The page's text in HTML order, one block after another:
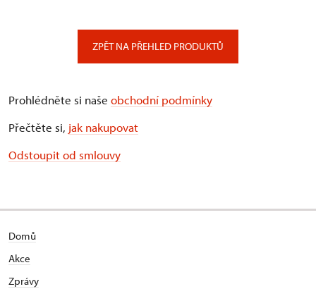
ZPĚT NA PŘEHLED PRODUKTŮ
Prohlédněte si naše obchodní podmínky
Přečtěte si, jak nakupovat
Odstoupit od smlouvy
Domů
Akce
Zprávy